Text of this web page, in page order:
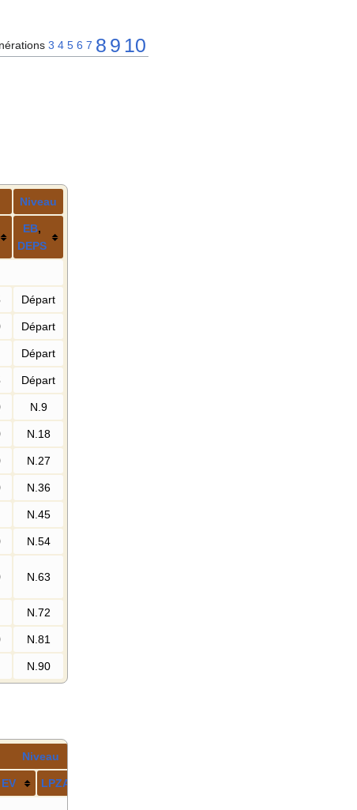
3 4 5 6 7 8 9 10
Niveau
EB,
DEPS
Départ
Départ
Départ
Départ
N.9
N.18
N.27
N.36
N.45
N.54
N.63
N.72
N.81
N.90
Niveau
EV LPZA